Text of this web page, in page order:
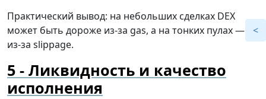
Практический вывод: на небольших сделках DEX
может быть дороже из-за gas, а на тонких пулах —
из-за slippage.
Ликвидность и качество
исполнения